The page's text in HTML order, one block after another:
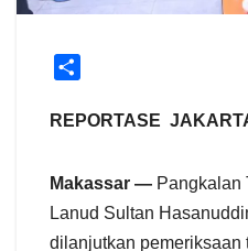
a
REPORTASE
Makassar — Pangkalan
Lanud Sultan
dilanjutkan pemeriksaan